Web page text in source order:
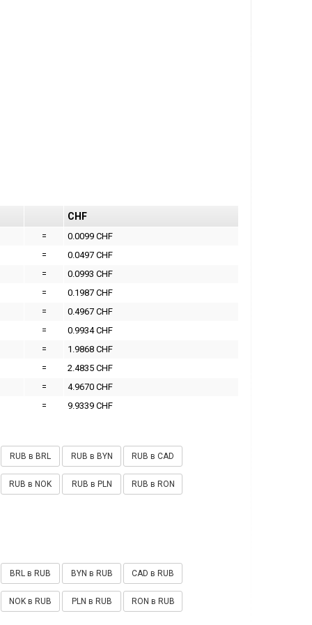
CHF
=
0.0099 CHF
=
0.0497 CHF
=
0.0993 CHF
=
0.1987 CHF
=
0.4967 CHF
=
0.9934 CHF
=
1.9868 CHF
=
2.4835 CHF
=
4.9670 CHF
=
9.9339 CHF
RUB в BRL RUB в BYN RUB в CAD
RUB в NOK RUB в PLN RUB в RON
BRL в RUB BYN в RUB CAD в RUB
NOK в RUB PLN в RUB RON в RUB